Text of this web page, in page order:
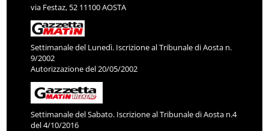
via Festaz, 52 11100 AOSTA
Settimanale del Lunedì. Iscrizione al Tribunale di Aosta n.
9/2002
Autorizzazione del 20/05/2002
Settimanale del Sabato. Iscrizione al Tribunale di Aosta n.4
del 4/10/2016